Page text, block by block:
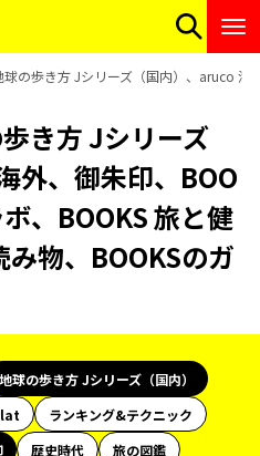
の歩き方 Jシリーズ（国内）、aruco 海
き方 Jシリーズ
外、御朱印、BOO
、BOOKS 旅と健
物、BOOKSのガ
地球の歩き方 Jシリーズ（国内）
ランキング&テクニック
歴史時代
旅の図鑑